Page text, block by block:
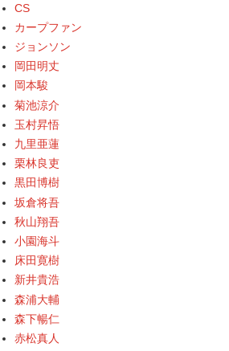
CS
カープファン
ジョンソン
岡田明丈
岡本駿
菊池涼介
玉村昇悟
九里亜蓮
栗林良吏
黒田博樹
坂倉将吾
秋山翔吾
小園海斗
床田寛樹
新井貴浩
森浦大輔
森下暢仁
赤松真人